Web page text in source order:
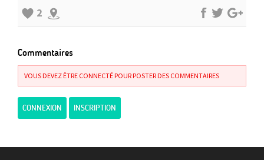
2
Commentaires
VOUS DEVEZ ÊTRE CONNECTÉ POUR POSTER DES COMMENTAIRES
CONNEXION INSCRIPTION